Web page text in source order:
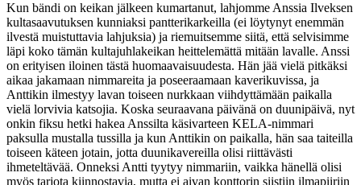
Kun bändi on keikan jälkeen kumartanut, lahjomme Anssia Ilveksen
kultasaavutuksen kunniaksi pantterikarkeilla (ei löytynyt enemmän
ilvestä muistuttavia lahjuksia) ja riemuitsemme siitä, että selvisimme
läpi koko tämän kultajuhlakeikan heittelemättä mitään lavalle. Anssi
on erityisen iloinen tästä huomaavaisuudesta. Hän jää vielä pitkäksi
aikaa jakamaan nimmareita ja poseeraamaan kaverikuvissa, ja
Anttikin ilmestyy lavan toiseen nurkkaan viihdyttämään paikalla
vielä lorvivia katsojia. Koska seuraavana päivänä on duunipäivä, nyt
onkin fiksu hetki hakea Anssilta käsivarteen KELA-nimmari
paksulla mustalla tussilla ja kun Anttikin on paikalla, hän saa taiteilla
toiseen käteen jotain, jotta duunikavereilla olisi riittävästi
ihmeteltävää. Onneksi Antti tyytyy nimmariin, vaikka hänellä olisi
myös tarjota kiinnostavia, mutta ei aivan konttorin siistiin ilmapiiriin